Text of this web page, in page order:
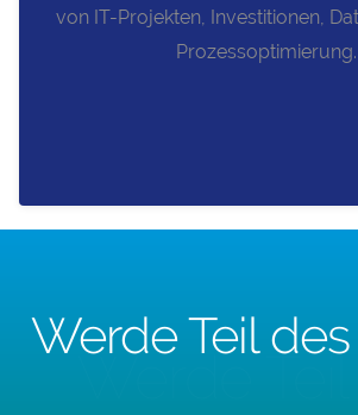
von IT-Projekten, Investitionen,
Prozessoptimierung.
Werde Teil
Werde Teil